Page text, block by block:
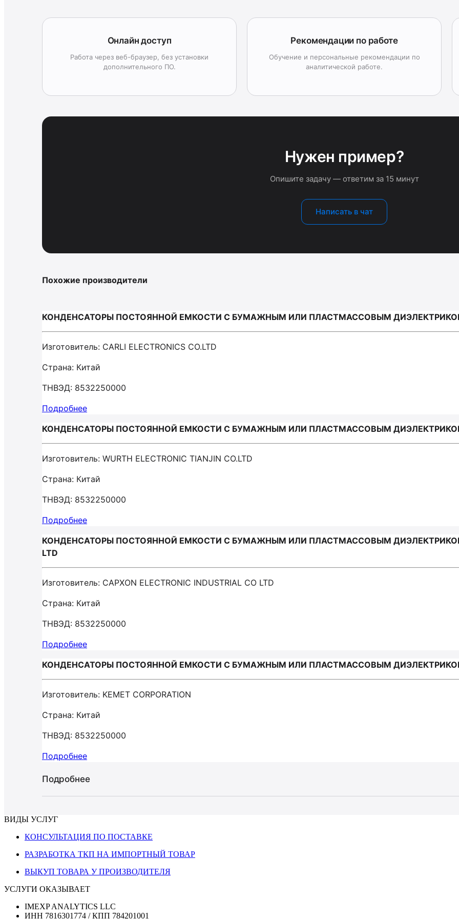
Онлайн доступ
Работа через веб-браузер, без установки
дополнительного ПО.
Рекомендации по работе
Обучение и персональные рекомендации по
аналитической работе.
Нужен пример?
Опишите задачу — ответим за 15 минут
Написать в чат
Похожие производители
КОНДЕНСАТОРЫ ПОСТОЯННОЙ ЕМКОСТИ С БУМАЖНЫМ ИЛИ ПЛАСТМАССОВЫМ ДИЭЛЕКТРИКОМ /
Изготовитель: CARLI ELECTRONICS CO.LTD
Страна: Китай
ТНВЭД: 8532250000
Подробнее
КОНДЕНСАТОРЫ ПОСТОЯННОЙ ЕМКОСТИ С БУМАЖНЫМ ИЛИ ПЛАСТМАССОВЫМ ДИЭЛЕКТРИКОМ /
Изготовитель: WURTH ELECTRONIC TIANJIN CO.LTD
Страна: Китай
ТНВЭД: 8532250000
Подробнее
КОНДЕНСАТОРЫ ПОСТОЯННОЙ ЕМКОСТИ С БУМАЖНЫМ ИЛИ ПЛАСТМАССОВЫМ ДИЭЛЕКТРИКОМ /
LTD
Изготовитель: CAPXON ELECTRONIC INDUSTRIAL CO LTD
Страна: Китай
ТНВЭД: 8532250000
Подробнее
КОНДЕНСАТОРЫ ПОСТОЯННОЙ ЕМКОСТИ С БУМАЖНЫМ ИЛИ ПЛАСТМАССОВЫМ ДИЭЛЕКТРИКОМ /
Изготовитель: KEMET CORPORATION
Страна: Китай
ТНВЭД: 8532250000
Подробнее
Подробнее
ВИДЫ УСЛУГ
КОНСУЛЬТАЦИЯ ПО ПОСТАВКЕ
РАЗРАБОТКА ТКП НА ИМПОРТНЫЙ ТОВАР
ВЫКУП ТОВАРА У ПРОИЗВОДИТЕЛЯ
УСЛУГИ ОКАЗЫВАЕТ
IMEXP ANALYTICS LLC
ИНН 7816301774 / КПП 784201001